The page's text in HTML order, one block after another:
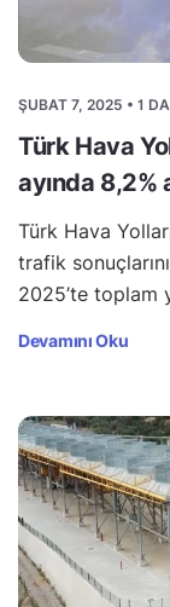
ŞUBAT 7, 2025 • 1
Türk Hava
ayında 8,2%
Türk Hava
trafik
2025’te toplam
Devamını Oku